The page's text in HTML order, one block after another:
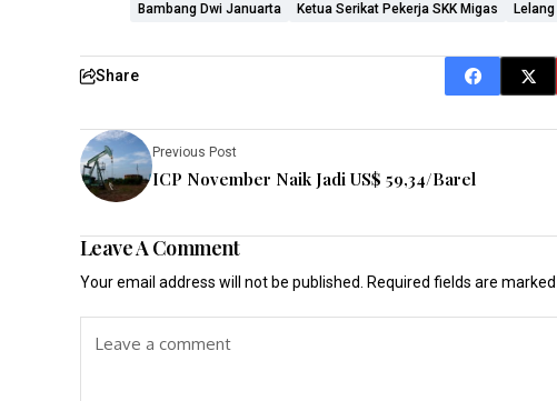
Bambang Dwi Januarta Ketua Serikat Pekerja SKK Migas
Share
Previous Post
ICP November Naik Jadi US$ 59,34/Barel
Leave A Comment
Your email address will not be published. Required fields are marked